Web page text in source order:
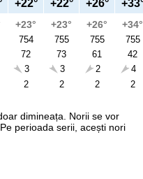
+22°
+23°
754
72
3
2
+22°
+23°
755
73
3
2
+26°
+26°
755
61
2
2
+34°
755
42
4
2
dimineața. Norii se vor
perioada serii, acești nori